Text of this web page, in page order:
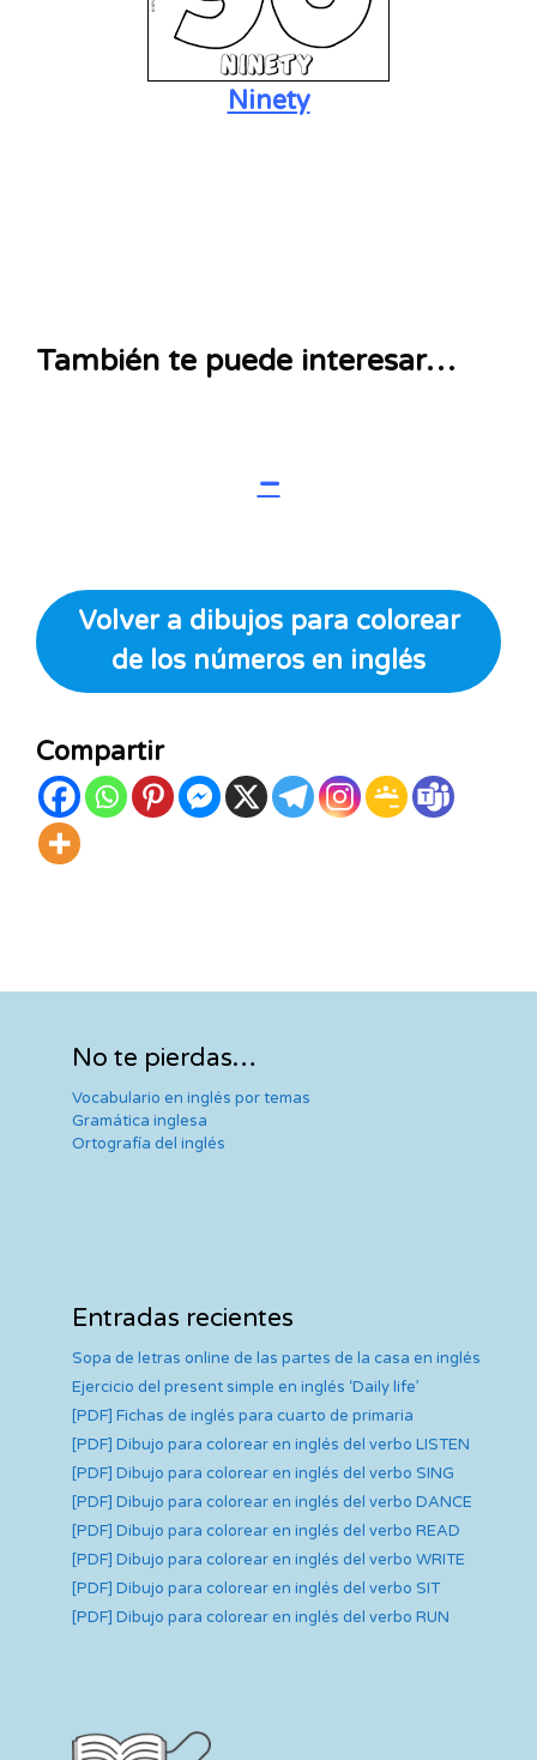
Ninety
También te puede interesar…
–
Volver a dibujos para colorear
de los números en inglés
Compartir
No te pierdas…
Vocabulario en inglés por temas
Gramática inglesa
Ortografía del inglés
Entradas recientes
Sopa de letras online de las partes de la casa en inglés
Ejercicio del present simple en inglés ‘Daily life’
[PDF] Fichas de inglés para cuarto de primaria
[PDF] Dibujo para colorear en inglés del verbo LISTEN
[PDF] Dibujo para colorear en inglés del verbo SING
[PDF] Dibujo para colorear en inglés del verbo DANCE
[PDF] Dibujo para colorear en inglés del verbo READ
[PDF] Dibujo para colorear en inglés del verbo WRITE
[PDF] Dibujo para colorear en inglés del verbo SIT
[PDF] Dibujo para colorear en inglés del verbo RUN